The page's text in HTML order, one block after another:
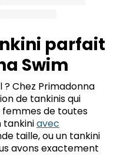
parfait
Swim
Chez Primadonna
de tankinis qui
de toutes
tankiniavec
taille, ou un tankini
avons exactement